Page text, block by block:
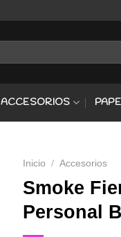
ACCESORIOS
Inicio / Accesorios
Smoke
Personal